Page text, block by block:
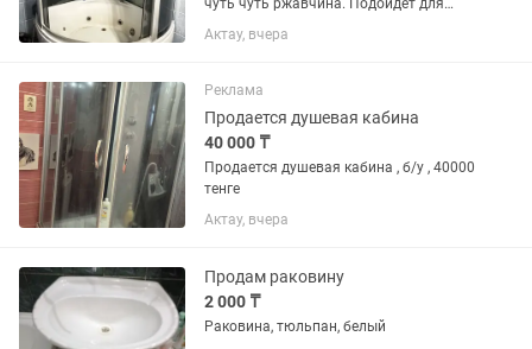
чуть чуть ржавчина. Подойдет для
съемной или на дачу. Находится в 3
микрорайоне. Внутри гидромассаж,
вертикальный. Новый стоит 500к....
Актау, вчера
Реклама
Продается душевая кабина
40 000 ₸
Продается душевая кабина , б/у , 40000
тенге
Актау, вчера
Продам раковину
2 000 ₸
Раковина, тюльпан, белый